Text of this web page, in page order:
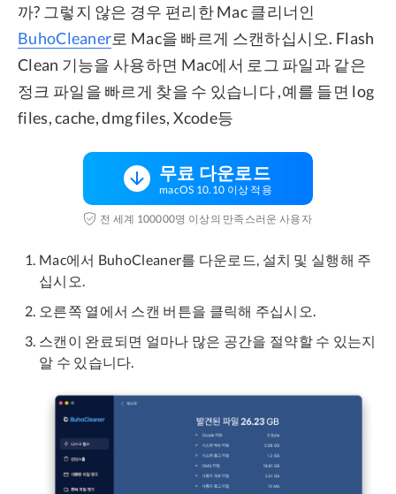
까? 그렇지 않은 경우 편리한 Mac 클리너인
BuhoCleaner로 Mac을 빠르게 스캔하십시오. Flash
Clean 기능을 사용하면 Mac에서 로그 파일과 같은
정크 파일을 빠르게 찾을 수 있습니다 ,예를 들면 log
files, cache, dmg files, Xcode등
무료 다운로드
macOS 10.10 이상 적용
전 세계 100000명 이상의 만족스러운 사용자
Mac에서 BuhoCleaner를 다운로드, 설치 및 실행해 주
십시오.
오른쪽 열에서 스캔 버튼을 클릭해 주십시오.
스캔이 완료되면 얼마나 많은 공간을 절약할 수 있는지
알 수 있습니다.